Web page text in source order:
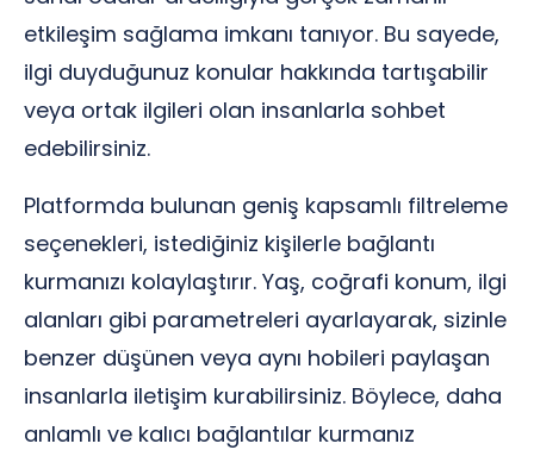
etkileşim sağlama imkanı tanıyor. Bu sayede,
ilgi duyduğunuz konular hakkında tartışabilir
veya ortak ilgileri olan insanlarla sohbet
edebilirsiniz.
Platformda bulunan geniş kapsamlı filtreleme
seçenekleri, istediğiniz kişilerle bağlantı
kurmanızı kolaylaştırır. Yaş, coğrafi konum, ilgi
alanları gibi parametreleri ayarlayarak, sizinle
benzer düşünen veya aynı hobileri paylaşan
insanlarla iletişim kurabilirsiniz. Böylece, daha
anlamlı ve kalıcı bağlantılar kurmanız